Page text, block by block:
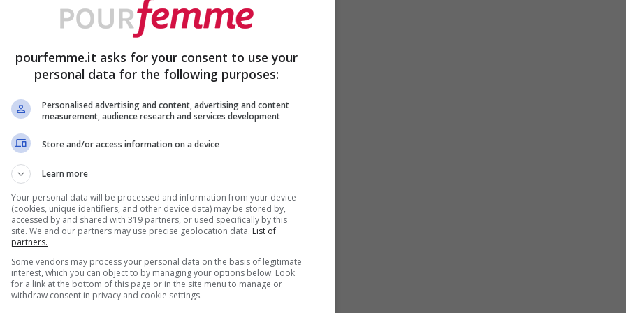
o un pennello morbido,portandolo
di colore. Il
contouring
Per ottenere un effetto snellente
opaco di uno o due toni più scuro della
Ricorda anchecome ottenere un
evitare di far sembrare il tuo viso troppo
: ai lati della fronte, vicino
partendo dall’orecchio e sfumando
troppo; ai lati del naso, se si desidera
così da definire meglio il profilo.
pourfemme.it asks for your consent to use your
personal data for the following purposes:
Personalised advertising and content, advertising and content
measurement, audience research and services development
Store and/or access information on a device
Learn more
Your personal data will be processed and information from your device
(cookies, unique identifiers, and other device data) may be stored by,
accessed by and shared with 319 partners, or used specifically by this
site. We and our partners may use precise geolocation data. List of
partners.
Some vendors may process your personal data on the basis of legitimate
interest, which you can object to by managing your options below. Look
for a link at the bottom of this page or in the site menu to manage or
withdraw consent in privacy and cookie settings.